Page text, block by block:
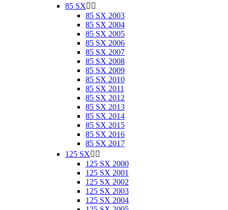
85 SX 
85 SX 2003
85 SX 2004
85 SX 2005
85 SX 2006
85 SX 2007
85 SX 2008
85 SX 2009
85 SX 2010
85 SX 2011
85 SX 2012
85 SX 2013
85 SX 2014
85 SX 2015
85 SX 2016
85 SX 2017
125 SX 
125 SX 2000
125 SX 2001
125 SX 2002
125 SX 2003
125 SX 2004